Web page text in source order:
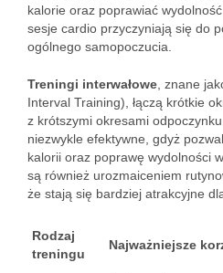
kalorie oraz poprawiać
sesje cardio przyczyniają się do
ogólnego samopoczucia.
Treningi interwałowe , znane
Interval Training), łączą krótkie
z krótszymi okresami
niezwykle efektywne, gdyż
kalorii oraz poprawę wydolności
są również urozmaiceniem
że stają się bardziej atrakcyjne
Rodzaj
treningu
Najważniejsze